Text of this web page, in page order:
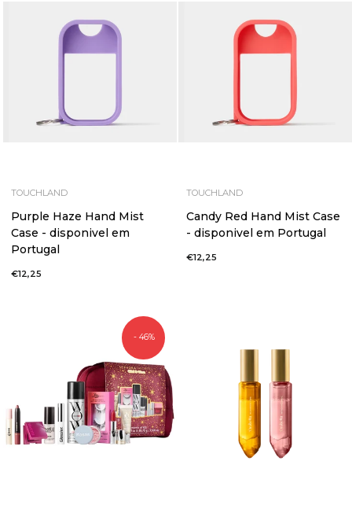
TOUCHLAND
Purple Haze Hand Mist
Case - disponivel em
Portugal
€12,25
TOUCHLAND
Candy Red Hand Mist Case
- disponivel em Portugal
€12,25
- 46%